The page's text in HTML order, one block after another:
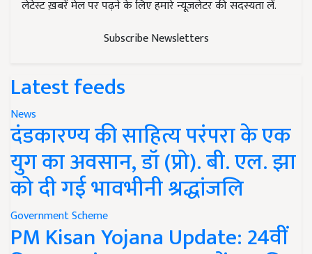
लेटेस्ट ख़बरें मेल पर पढ़ने के लिए हमारे न्यूज़लेटर की सदस्यता लें.
Subscribe Newsletters
Latest feeds
News
दंडकारण्य की साहित्य परंपरा के एक
युग का अवसान, डॉ (प्रो). बी. एल. झा
को दी गई भावभीनी श्रद्धांजलि
Government Scheme
PM Kisan Yojana Update: 24वीं